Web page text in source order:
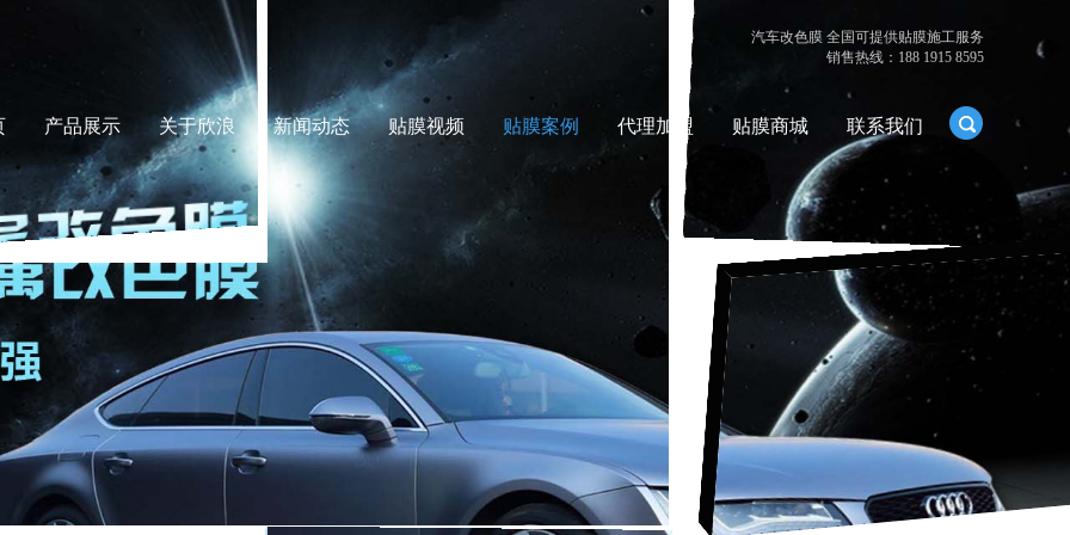
汽车改色膜 全国可提供贴膜施工服务
销售热线：188 1915 8595
产品展示 关于欣浪 新闻动态 贴膜视频 贴膜案例 代理加盟 贴膜商城 联系我们